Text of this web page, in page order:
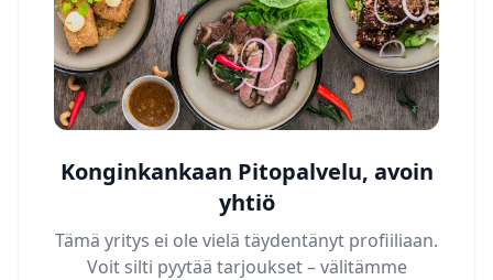
Konginkankaan Pitopalvelu, avoin
yhtiö
Tämä yritys ei ole vielä täydentänyt profiiliaan.
Voit silti pyytää tarjoukset – välitämme